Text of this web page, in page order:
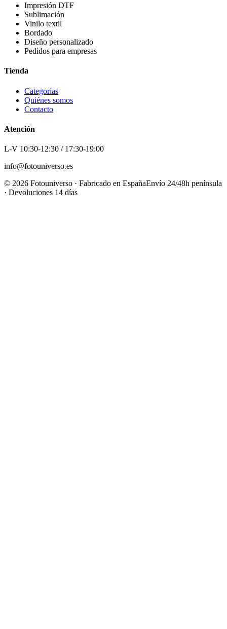
Impresión DTF
Sublimación
Vinilo textil
Bordado
Diseño personalizado
Pedidos para empresas
Tienda
Categorías
Quiénes somos
Contacto
Atención
L-V 10:30-12:30 / 17:30-19:00
info@fotouniverso.es
© 2026 Fotouniverso · Fabricado en EspañaEnvío 24/48h península
· Devoluciones 14 días